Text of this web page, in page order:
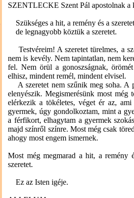
SZENTLECKE Szent Pál apostolnak
Szükséges a hit, a remény és a
de legnagyobb köztük a szeretet.
Testvéreim! A szeretet türelmes, a
nem is kevély. Nem tapintatlan, nem
fel. Nem örül a gonoszságnak,
elhisz, mindent remél, mindent elvisel.
A szeretet nem szűnik meg soha. A
elenyészik. Megismerésünk most még
elérkezik a tökéletes, véget ér az,
gyermek, úgy gondolkoztam, mint a
a férfikort, elhagytam a gyermek
majd színről színre. Most még csak
ahogy most engem ismernek.
Most még megmarad a hit, a remény
szeretet.
Ez az Isten igéje.